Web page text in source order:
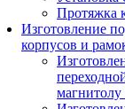
Протяжка
Изготовление
корпусов и